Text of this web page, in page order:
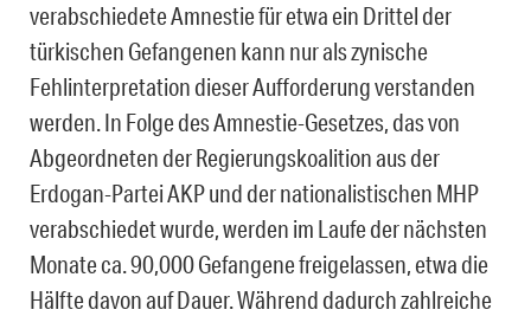
verabschiedete Amnestie für etwa ein Drittel der
türkischen Gefangenen kann nur als zynische
Fehlinterpretation dieser Aufforderung verstanden
werden. In Folge des Amnestie-Gesetzes, das von
Abgeordneten der Regierungskoalition aus der
Erdogan-Partei AKP und der nationalistischen MHP
verabschiedet wurde, werden im Laufe der nächsten
Monate ca. 90,000 Gefangene freigelassen, etwa die
Hälfte davon auf Dauer. Während dadurch zahlreiche